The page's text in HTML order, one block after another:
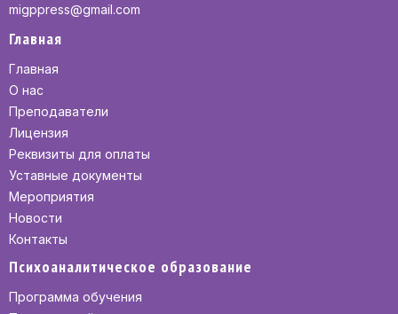
migppress@gmail.com
Главная
Главная
О нас
Преподаватели
Лицензия
Реквизиты для оплаты
Уставные документы
Мероприятия
Новости
Контакты
Психоаналитическое образование
Программа обучения